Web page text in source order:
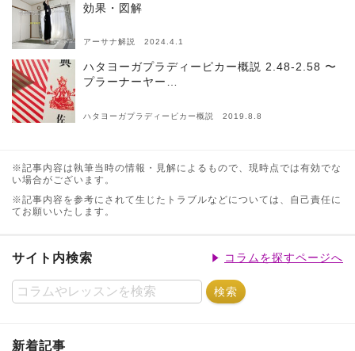
効果・図解
アーサナ解説 2024.4.1
ハタヨーガプラディーピカー概説 2.48-2.58 〜
プラーナーヤー…
ハタヨーガプラディーピカー概説 2019.8.8
※記事内容は執筆当時の情報・見解によるもので、現時点では有効でな
い場合がございます。
※記事内容を参考にされて生じたトラブルなどについては、自己責任に
てお願いいたします。
サイト内検索 コラムを探すページへ
新着記事